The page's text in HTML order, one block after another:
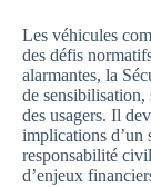
Les véhicules
des défis
alarmantes, la
de sensibilisation,
des usagers. Il
implications d’un
responsabilité
d’enjeux